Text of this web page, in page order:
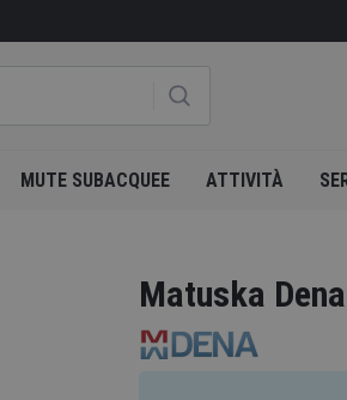
MUTE SUBACQUEE ATTIVITÀ
Matuska